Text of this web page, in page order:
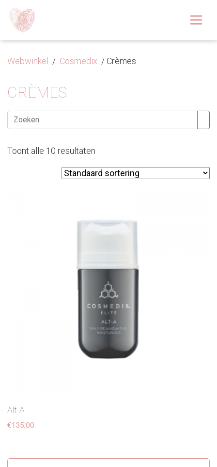
Tarieven 2026
Webwinkel / Cosmedix / Crèmes
CRÈMES
Zoeken
Toont alle 10 resultaten
Alt-A
€135,00